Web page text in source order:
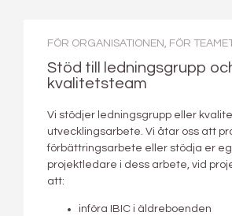
FÖR ORGANISATIONEN , FÖR
Stöd till ledningsgrupp
kvalitetsteam
Vi stödjer ledningsgrupp eller
utvecklingsarbete. Vi åtar oss att
förbättringsarbete eller stödja er
projektledare i dess arbete, vid
att:
införa IBIC i äldreboenden